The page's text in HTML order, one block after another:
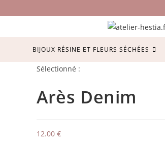
BIJOUX RÉSINE ET FLEURS SÉCHÉES
Sélectionné :
Arès Denim
12.00 €